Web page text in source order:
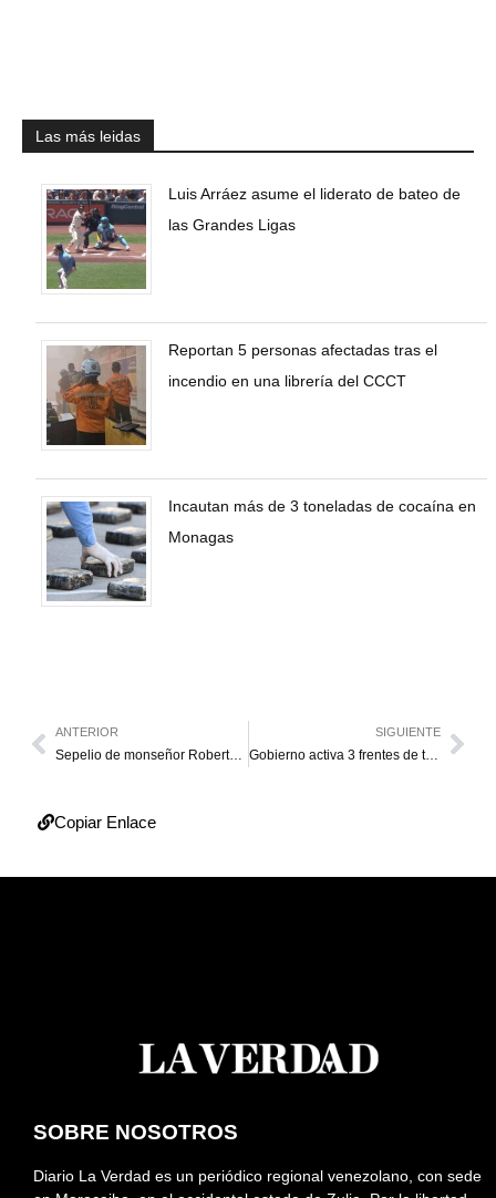
Las más leidas
Luis Arráez asume el liderato de bateo de
las Grandes Ligas
Reportan 5 personas afectadas tras el
incendio en una librería del CCCT
Incautan más de 3 toneladas de cocaína en
Monagas
ANTERIOR
Sepelio de monseñor Roberto Lückert será este martes en la parroquia La Asunción
SIGUIENTE
Gobierno activa 3 frentes de trabajo tras caída del puente en la Falcón-Zulia
Copiar Enlace
SOBRE NOSOTROS
Diario La Verdad es un periódico regional venezolano, con sede